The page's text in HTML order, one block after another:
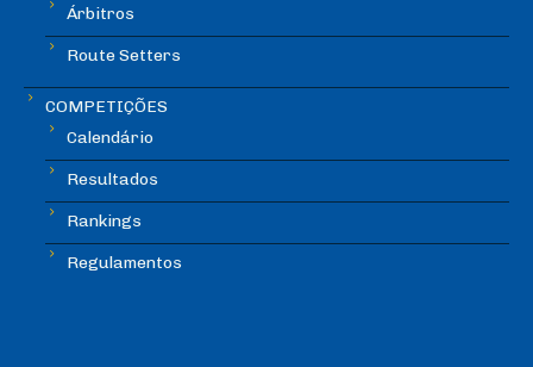
Árbitros
Route Setters
COMPETIÇÕES
Calendário
Resultados
Rankings
Regulamentos